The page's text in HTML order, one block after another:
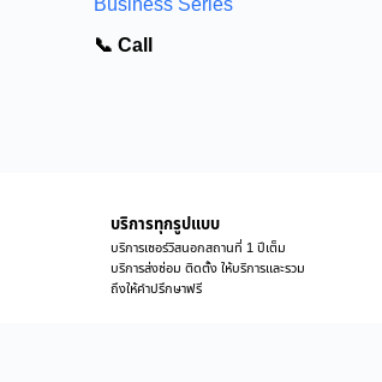
📞 Call
บริการทุกรูปแบบ
บริการเซอร์วิสนอกสถานที่ 1 ปีเต็ม
บริการส่งซ่อม ติดตั้ง ให้บริการและรวม
ถึงให้คำปรึกษาฟรี